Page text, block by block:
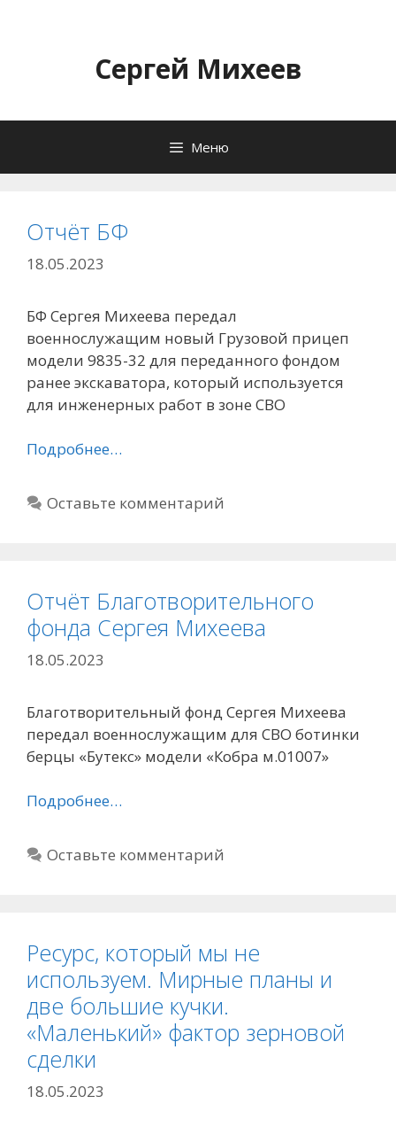
содержимомуСергей Михеев
Меню
Отчёт БФ
18.05.2023
БФ Сергея Михеева передал
военнослужащим новый Грузовой прицеп
модели 9835-32 для переданного фондом
ранее экскаватора, который используется
для инженерных работ в зоне СВО
Подробнее…
Оставьте комментарий
Отчёт Благотворительного
фонда Сергея Михеева
18.05.2023
Благотворительный фонд Сергея Михеева
передал военнослужащим для СВО ботинки
берцы «Бутекс» модели «Кобра м.01007»
Подробнее…
Оставьте комментарий
Ресурс, который мы не
используем. Мирные планы и
две большие кучки.
«Маленький» фактор зерновой
сделки
18.05.2023